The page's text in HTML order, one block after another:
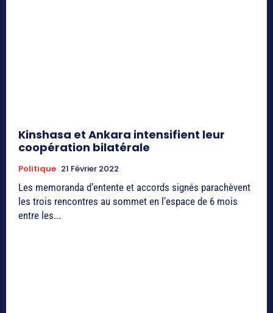
Kinshasa et Ankara intensifient leur
coopération bilatérale
Politique 21 Février 2022
Les memoranda d’entente et accords signés parachèvent
les trois rencontres au sommet en l’espace de 6 mois
entre les...